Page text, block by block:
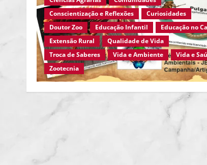
Conscientização e Reflexões
Curiosidades
Doutor Zoo
Educação Infantil
Educação no
Extensão Rural
Qualidade de Vida
Troca de Saberes
Vida e Ambiente
Vida e
Zootecnia